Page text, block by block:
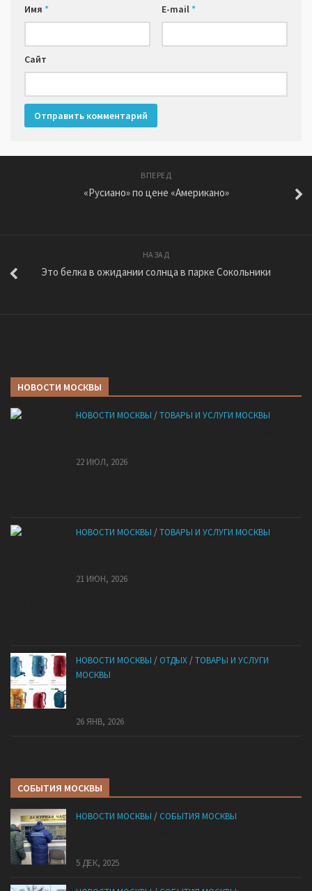
Имя * E-mail*
Сайт
ВПЕРЕД
«Русиано» по цене «Американо»
НАЗАД
Это белка в ожидании солнца в парке Сокольники
НОВОСТИ МОСКВЫ
НОВОСТИ МОСКВЫ /ТОВАРЫ И УСЛУГИ МОСКВЫ
22 ИЮЛ, 2026
НОВОСТИ МОСКВЫ /ТОВАРЫ И УСЛУГИ МОСКВЫ
21 ИЮН, 2026
НОВОСТИ МОСКВЫ / ОТДЫХ /ТОВАРЫ И УСЛУГИ
МОСКВЫ
26 ЯНВ, 2026
СОБЫТИЯ МОСКВЫ
НОВОСТИ МОСКВЫ / СОБЫТИЯ МОСКВЫ
5 ДЕК, 2025